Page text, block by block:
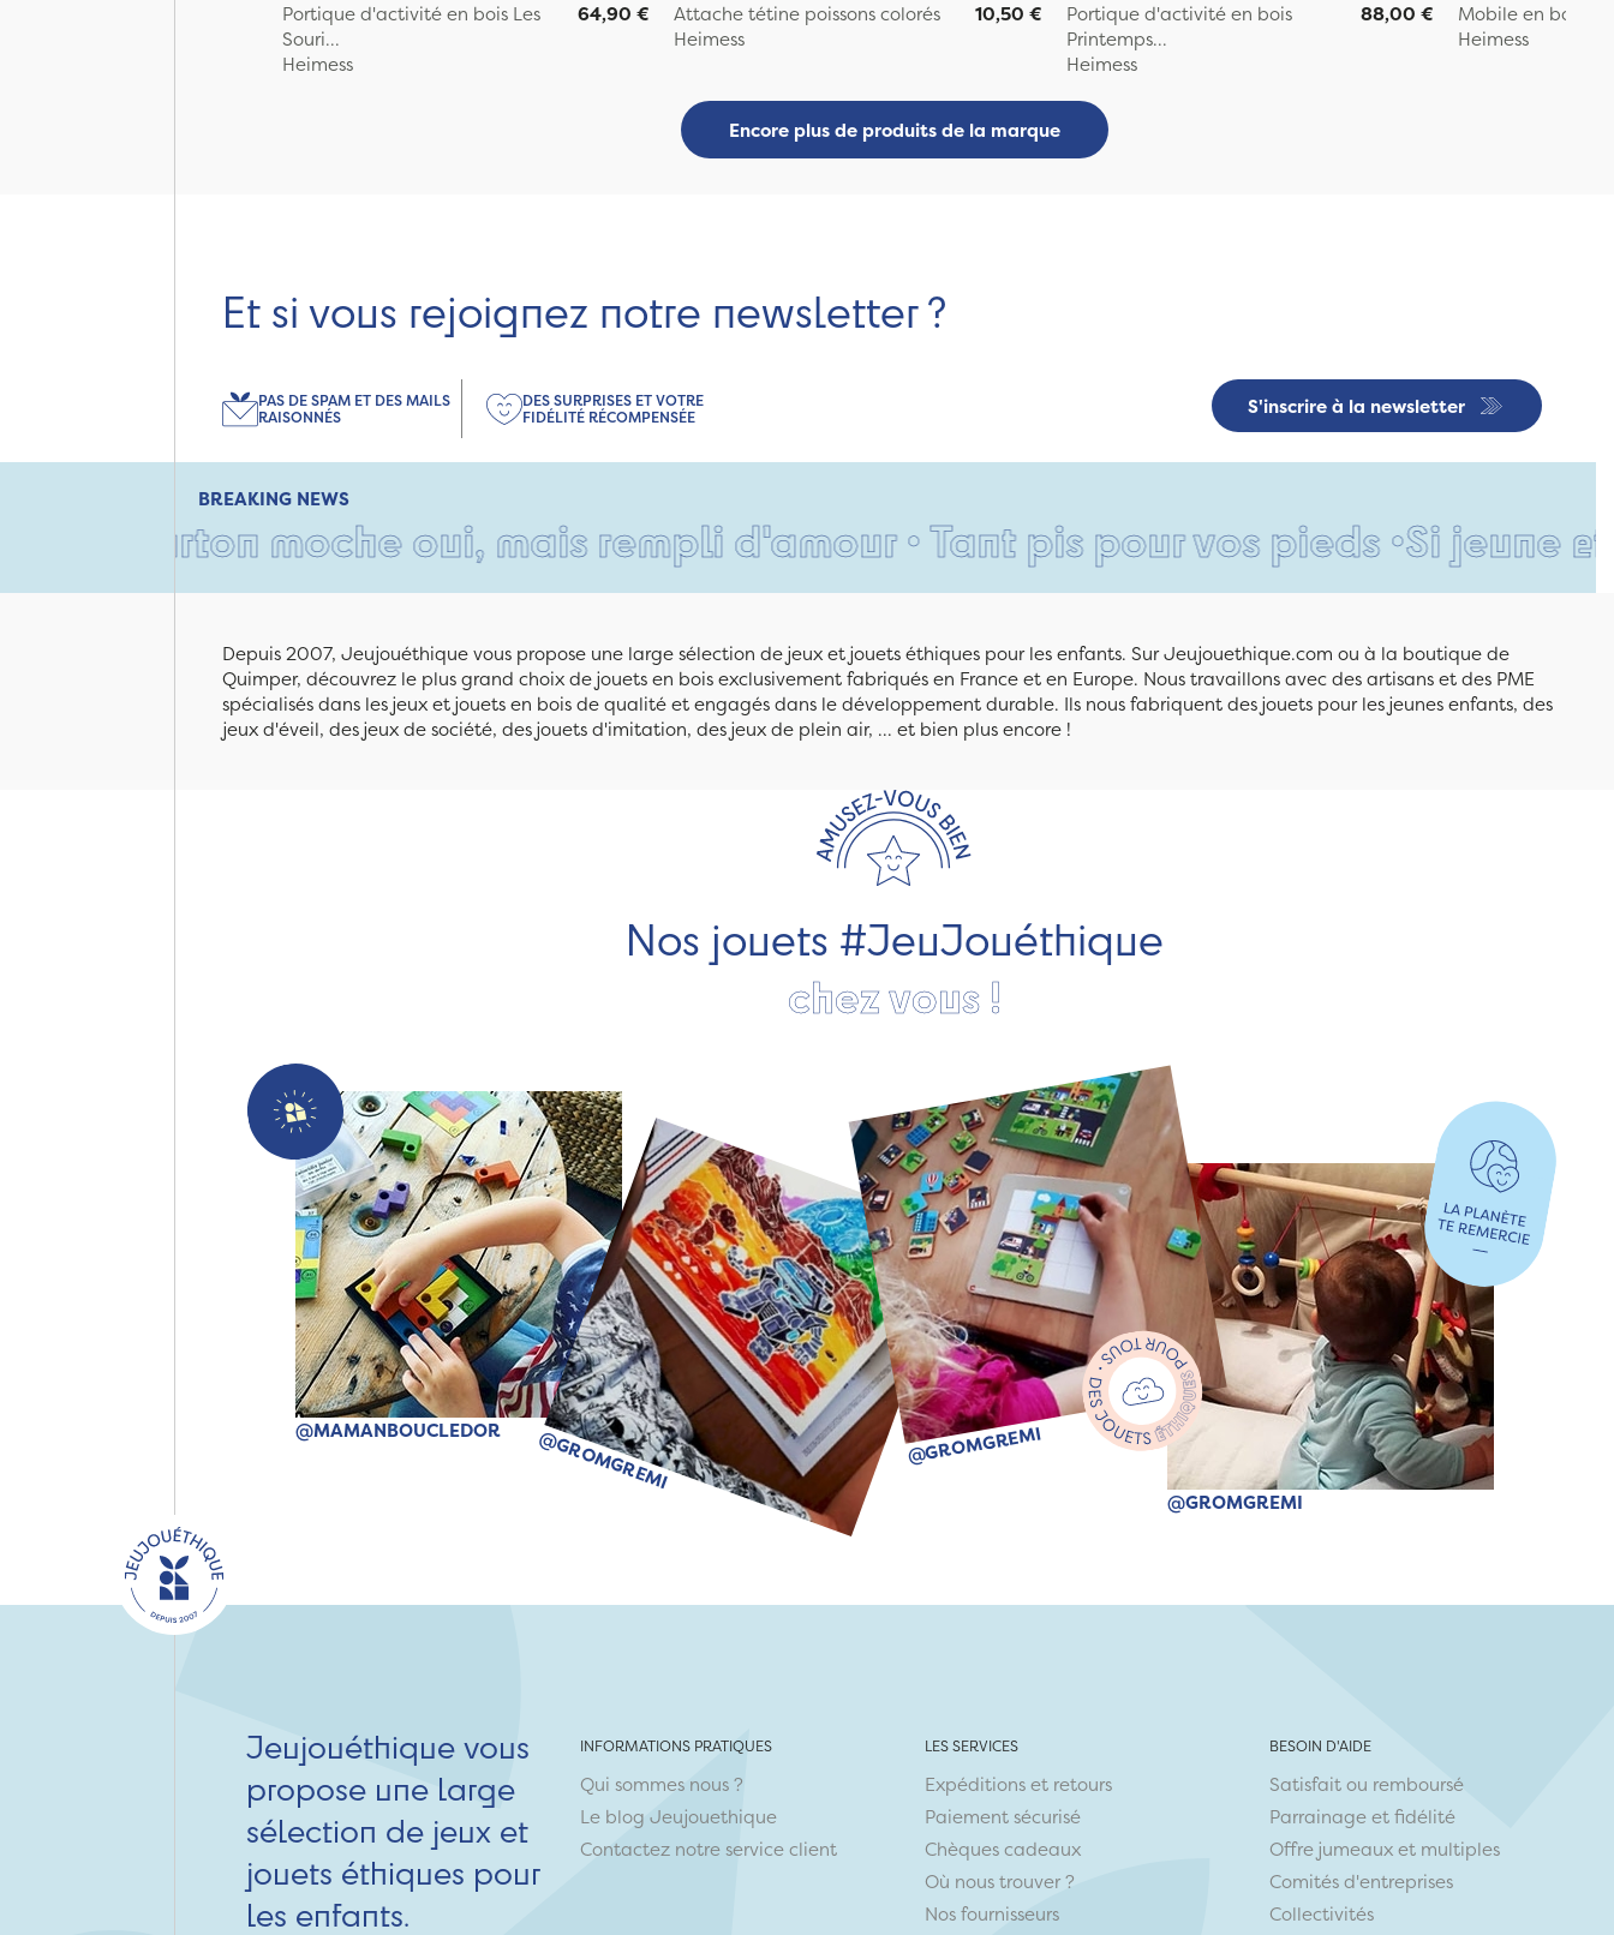
Portique d'activité en bois Les
Souri...
Heimess
64,90 €
Attache tétine poissons colorés
Heimess
10,50 €
Portique d'activité en bois
Printemps...
Heimess
88,00 €
Mobile en bois
Heimess
Encore plus de produits de la marque
Et si vous rejoignez notre newsletter ?
S'inscrire à la newsletter
PAS DE SPAM ET DES MAILS
RAISONNÉS
DES SURPRISES ET VOTRE
FIDÉLITÉ RÉCOMPENSÉE
BREAKING NEWS
moche oui, mais rempli d'amour • Tant pis pour vos pieds •Si jeune et déjà
Depuis 2007, Jeujouéthique vous propose une large sélection de jeux et jouets éthiques pour les enfants. Sur Jeujouethique.com ou à la boutique de
Quimper, découvrez le plus grand choix de jouets en bois exclusivement fabriqués en France et en Europe. Nous travaillons avec des artisans et des PME
spécialisés dans les jeux et jouets en bois de qualité et engagés dans le développement durable. Ils nous fabriquent des jouets pour les jeunes enfants, des
jeux d'éveil, des jeux de société, des jouets d'imitation, des jeux de plein air, ... et bien plus encore !
Nos jouets #JeuJouéthique
chez vous !
@MAMANBOUCLEDOR @GROMGREMI @GROMGREMI
@GROMGREMI
Jeujouéthique vous
propose une large
sélection de jeux et
jouets éthiques pour
les enfants.
INFORMATIONS PRATIQUES
Qui sommes nous ?
Le blog Jeujouethique
Contactez notre service client
LES SERVICES
Expéditions et retours
Paiement sécurisé
Chèques cadeaux
Où nous trouver ?
Nos fournisseurs
BESOIN D'AIDE
Satisfait ou remboursé
Parrainage et fidélité
Offre jumeaux et multiples
Comités d'entreprises
Collectivités